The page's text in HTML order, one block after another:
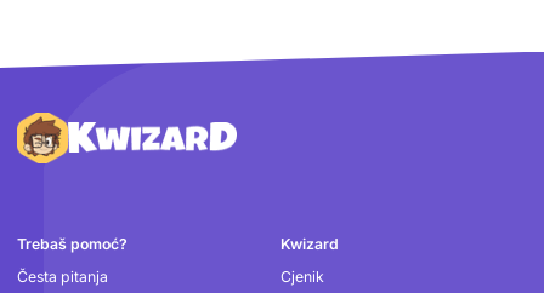
Podnožje
Trebaš pomoć?
Česta pitanja
Kwizard
Cjenik